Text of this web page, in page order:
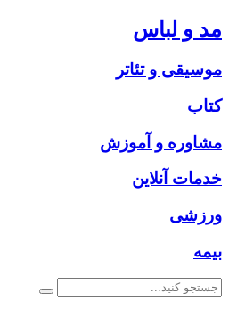
مد و لباس
موسیقی و تئاتر
کتاب
مشاوره و آموزش
خدمات آنلاین
ورزشی
بیمه